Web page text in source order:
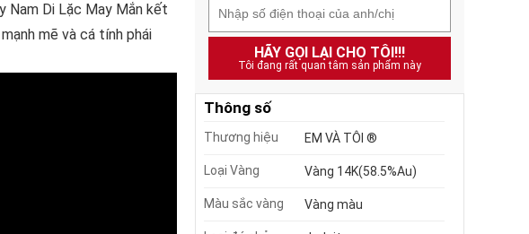
Nam Di Lặc May Mắn kết
mẽ và cá tính phái
HÃY GỌI LẠI CHO TÔI!!!
Tôi đang rất quan tâm sản phẩm này
Thông số
Thương hiệu EM VÀ TÔI ®
Loại Vàng Vàng 14K(58.5%Au)
Màu sắc vàng Vàng màu